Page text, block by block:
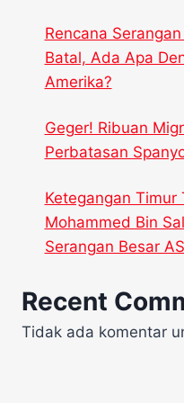
Rencana
Batal, Ada Apa
Amerika?
Geger! Ribuan
Perbatasan
Ketegangan Timur
Mohammed Bin
Serangan Besar
Recent
Tidak ada komentar